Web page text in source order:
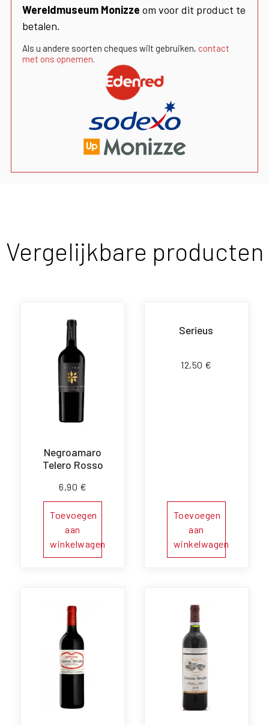
Wereldmuseum Monizze om voor dit product te
betalen.
Als u andere soorten cheques wilt gebruiken, contact
met ons opnemen.
Vergelijkbare producten
Negroamaro
Telero Rosso
6,90 €
Toevoegen
aan
winkelwagen
Serieus
12,50 €
Toevoegen
aan
winkelwagen